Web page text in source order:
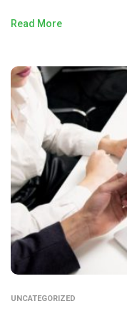
Read More
UNCATEGORIZED